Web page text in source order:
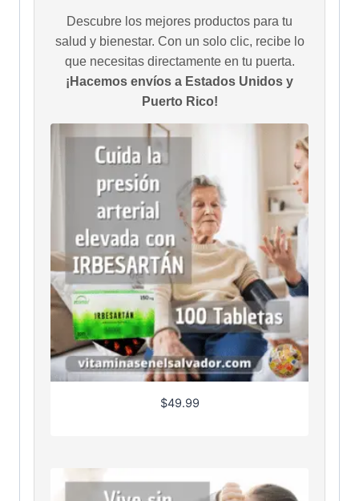
Descubre los mejores productos para tu
salud y bienestar. Con un solo clic, recibe lo
que necesitas directamente en tu puerta.
¡Hacemos envíos a Estados Unidos y
Puerto Rico!
$49.99